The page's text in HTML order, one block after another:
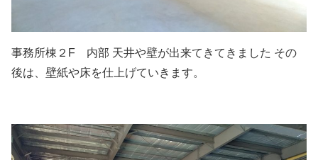
事務所棟２F 内部 天井や壁が出来てきてきました その
後は、壁紙や床を仕上げていきます。